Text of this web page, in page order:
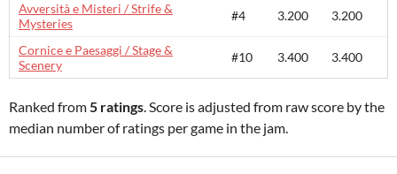
Avversità e Misteri / Strife &
Mysteries
#4 3.200 3.200
Cornice e Paesaggi / Stage &
Scenery
#10 3.400 3.400
Ranked from5 ratings. Score is adjusted from raw score by the
median number of ratings per game in the jam.